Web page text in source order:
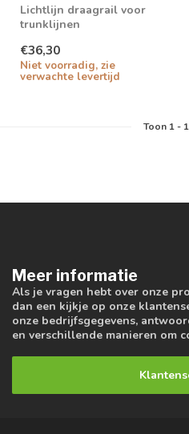
Lichtlijn draagrail voor
trunklijnen
€36,30
Niet voorradig, zie
verwachte levertijd
Toon 1- 1
Meer informatie
Als je vragen hebt over onze
dan een kijkje op onze
onze bedrijfsgegevens,
en verschillende manieren om